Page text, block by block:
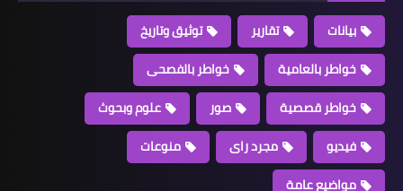
بيانات تقارير
توثيق وتاريخ
خواطر بالعامية
خواطر بالفصحى
خواطر قصصية
صور
علوم وبحوث
فيديو
مجرد راى
منوعات
مواضيع عامة